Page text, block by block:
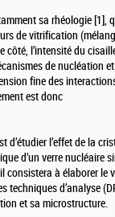
sa rhéologie [1],
de vitrification
côté, l’intensité du
de nucléation
fine des
est donc
d’étudier l’effet de la
d’un verre nucléaire
consistera à élaborer le
techniques d’analyse
et sa microstructure.